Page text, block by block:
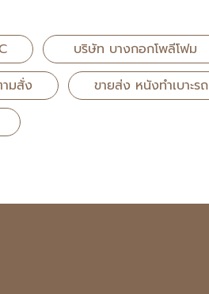
บริษัท บางกอกโพลีโฟม
มสั่ง
ขายส่ง หนังทำเบาะรถ